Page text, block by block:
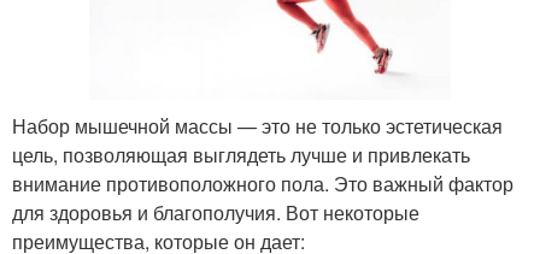
Набор мышечной массы — это не только эстетическая
цель, позволяющая выглядеть лучше и привлекать
внимание противоположного пола. Это важный фактор
для здоровья и благополучия. Вот некоторые
преимущества, которые он дает: